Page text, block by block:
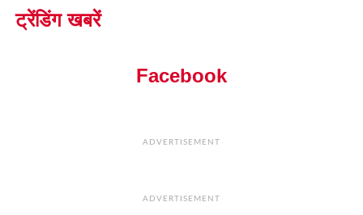
ट्रेंडिंग खबरें
Facebook
ADVERTISEMENT
ADVERTISEMENT